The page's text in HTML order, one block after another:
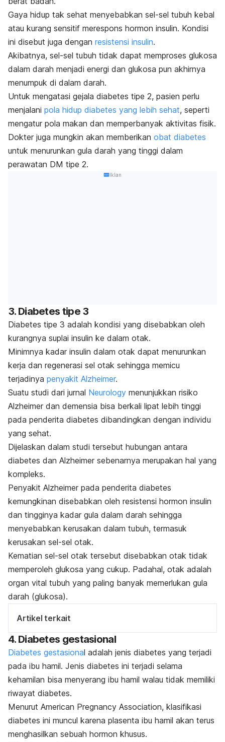
Gaya hidup tak sehat menyebabkan sel-sel tubuh kebal
atau kurang sensitif merespons hormon insulin. Kondisi
ini disebut juga dengan resistensi insulin.
Akibatnya, sel-sel tubuh tidak dapat memproses glukosa
dalam darah menjadi energi dan glukosa pun akhirnya
menumpuk di dalam darah.
Untuk mengatasi gejala diabetes tipe 2, pasien perlu
menjalani pola hidup diabetes yang lebih sehat, seperti
mengatur pola makan dan memperbanyak aktivitas fisik.
Dokter juga mungkin akan memberikan obat diabetes
untuk menurunkan gula darah yang tinggi dalam
perawatan DM tipe 2.
Iklan
3. Diabetes tipe 3
Diabetes tipe 3 adalah kondisi yang disebabkan oleh
kurangnya suplai insulin ke dalam otak.
Minimnya kadar insulin dalam otak dapat menurunkan
kerja dan regenerasi sel otak sehingga memicu
terjadinya penyakit Alzheimer.
Suatu studi dari jurnal Neurology menunjukkan risiko
Alzheimer dan demensia bisa berkali lipat lebih tinggi
pada penderita diabetes dibandingkan dengan individu
yang sehat.
Dijelaskan dalam studi tersebut hubungan antara
diabetes dan Alzheimer sebenarnya merupakan hal yang
kompleks.
Penyakit Alzheimer pada penderita diabetes
kemungkinan disebabkan oleh resistensi hormon insulin
dan tingginya kadar gula dalam darah sehingga
menyebabkan kerusakan dalam tubuh, termasuk
kerusakan sel-sel otak.
Kematian sel-sel otak tersebut disebabkan otak tidak
memperoleh glukosa yang cukup. Padahal, otak adalah
organ vital tubuh yang paling banyak memerlukan gula
darah (glukosa).
Artikel terkait
4. Diabetes gestasional
Diabetes gestasional adalah jenis diabetes yang terjadi
pada ibu hamil. Jenis diabetes ini terjadi selama
kehamilan bisa menyerang ibu hamil walau tidak memiliki
riwayat diabetes.
Menurut American Pregnancy Association, klasifikasi
diabetes ini muncul karena plasenta ibu hamil akan terus
menghasilkan sebuah hormon khusus.